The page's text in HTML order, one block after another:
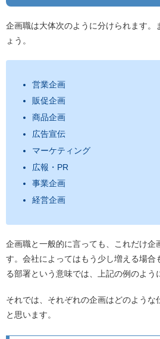
企画職は大体次のように分けられます。
ょう。
営業企画
販促企画
商品企画
広告宣伝
マーケティング
広報・PR
事業企画
経営企画
企画職と一般的に言っても、これだけ企
す。会社によってはもう少し増える場合
る部署という意味では、上記の例のよう
それでは、それぞれの企画はどのような
と思います。